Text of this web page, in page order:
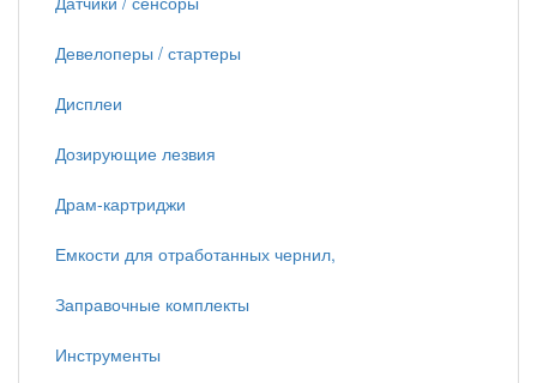
Девелоперы / стартеры
Дисплеи
Дозирующие лезвия
Драм-картриджи
Емкости для отработанных чернил,
Заправочные комплекты
Инструменты